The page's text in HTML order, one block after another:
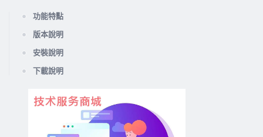
功能特點
版本說明
安裝說明
下載說明